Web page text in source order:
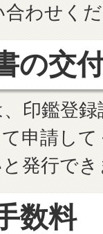
わせく
の交
印鑑登
て申請し
と発行で
数料